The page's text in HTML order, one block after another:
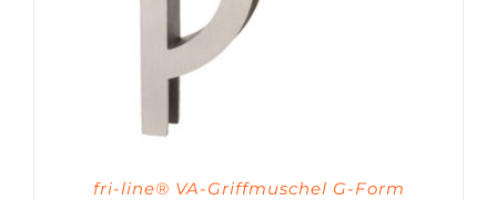
fri-line® VA-Griffmuschel G-Form